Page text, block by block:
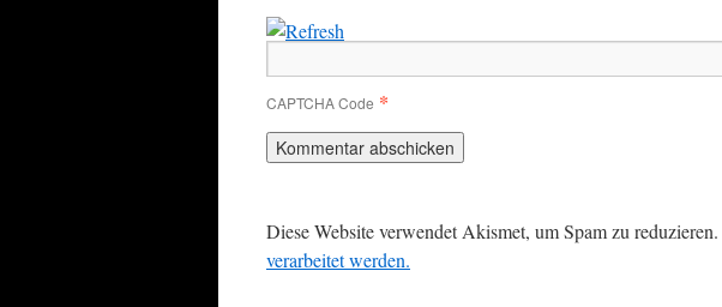
CAPTCHA Code *
Diese Website verwendet Akismet, um Spam zu reduzieren.
verarbeitet werden.